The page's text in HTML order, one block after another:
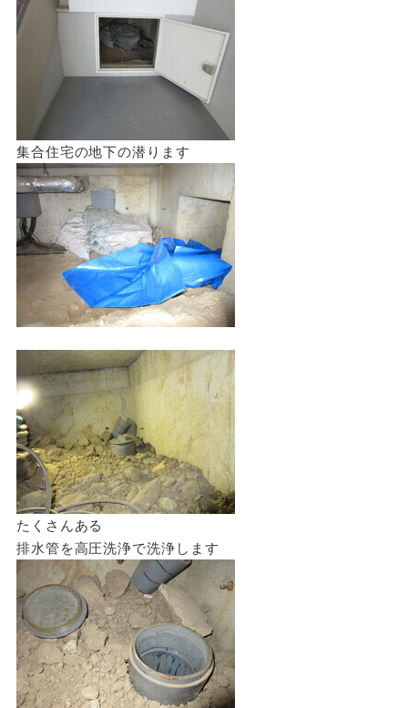
集合住宅の地下の潜ります
たくさんある
排水管を高圧洗浄で洗浄します